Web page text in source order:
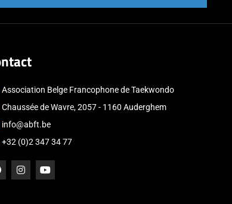
Association Belge Francophone de Taekwondo
Chaussée de Wavre, 2057 - 1160 Auderghem
info@abft.be
+32 (0)2 347 34 77